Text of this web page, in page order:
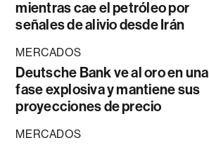
mientras cae el petróleo por
señales de alivio desde Irán
MERCADOS
Deutsche Bank ve al oro en una
fase explosiva y mantiene sus
proyecciones de precio
MERCADOS